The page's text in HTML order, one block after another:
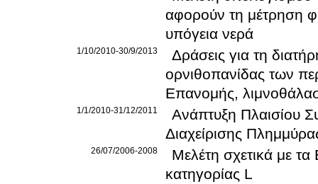
αφορούν τη μέτρηση
υπόγεια νερά
1/10/2010-30/9/2013
Δράσεις για τη
ορνιθοπανίδας των
Επανομής,
1/1/2010-31/12/2011
Ανάπτυξη Πλαισίου
Διαχείρισης
26/07/2006-2008
Μελέτη σχετικά με
κατηγορίας L